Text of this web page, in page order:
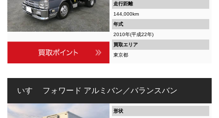
走行距離
144,000km
年式
2010年(平成22年)
買取エリア
東京都
いすゞ フォワード アルミバン／バランスバン
形状